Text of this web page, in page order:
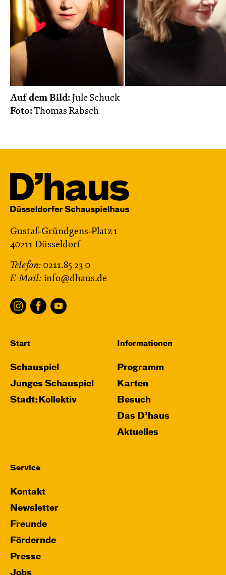
Auf dem Bild: Jule Schuck
Foto:Thomas Rabsch
Gustaf-Gründgens-Platz 1
40211 Düsseldorf
Telefon: 0211.85 23 0
E-Mail: info@dhaus.de
Start
Schauspiel
Junges Schauspiel
Stadt:Kollektiv
Informationen
Programm
Karten
Besuch
Das D’haus
Aktuelles
Service
Kontakt
Newsletter
Freunde
Fördernde
Presse
Jobs